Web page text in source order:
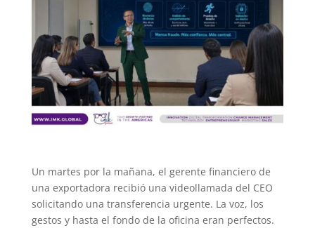
Un martes por la mañana, el gerente financiero de
una exportadora recibió una videollamada del CEO
solicitando una transferencia urgente. La voz, los
gestos y hasta el fondo de la oficina eran perfectos.